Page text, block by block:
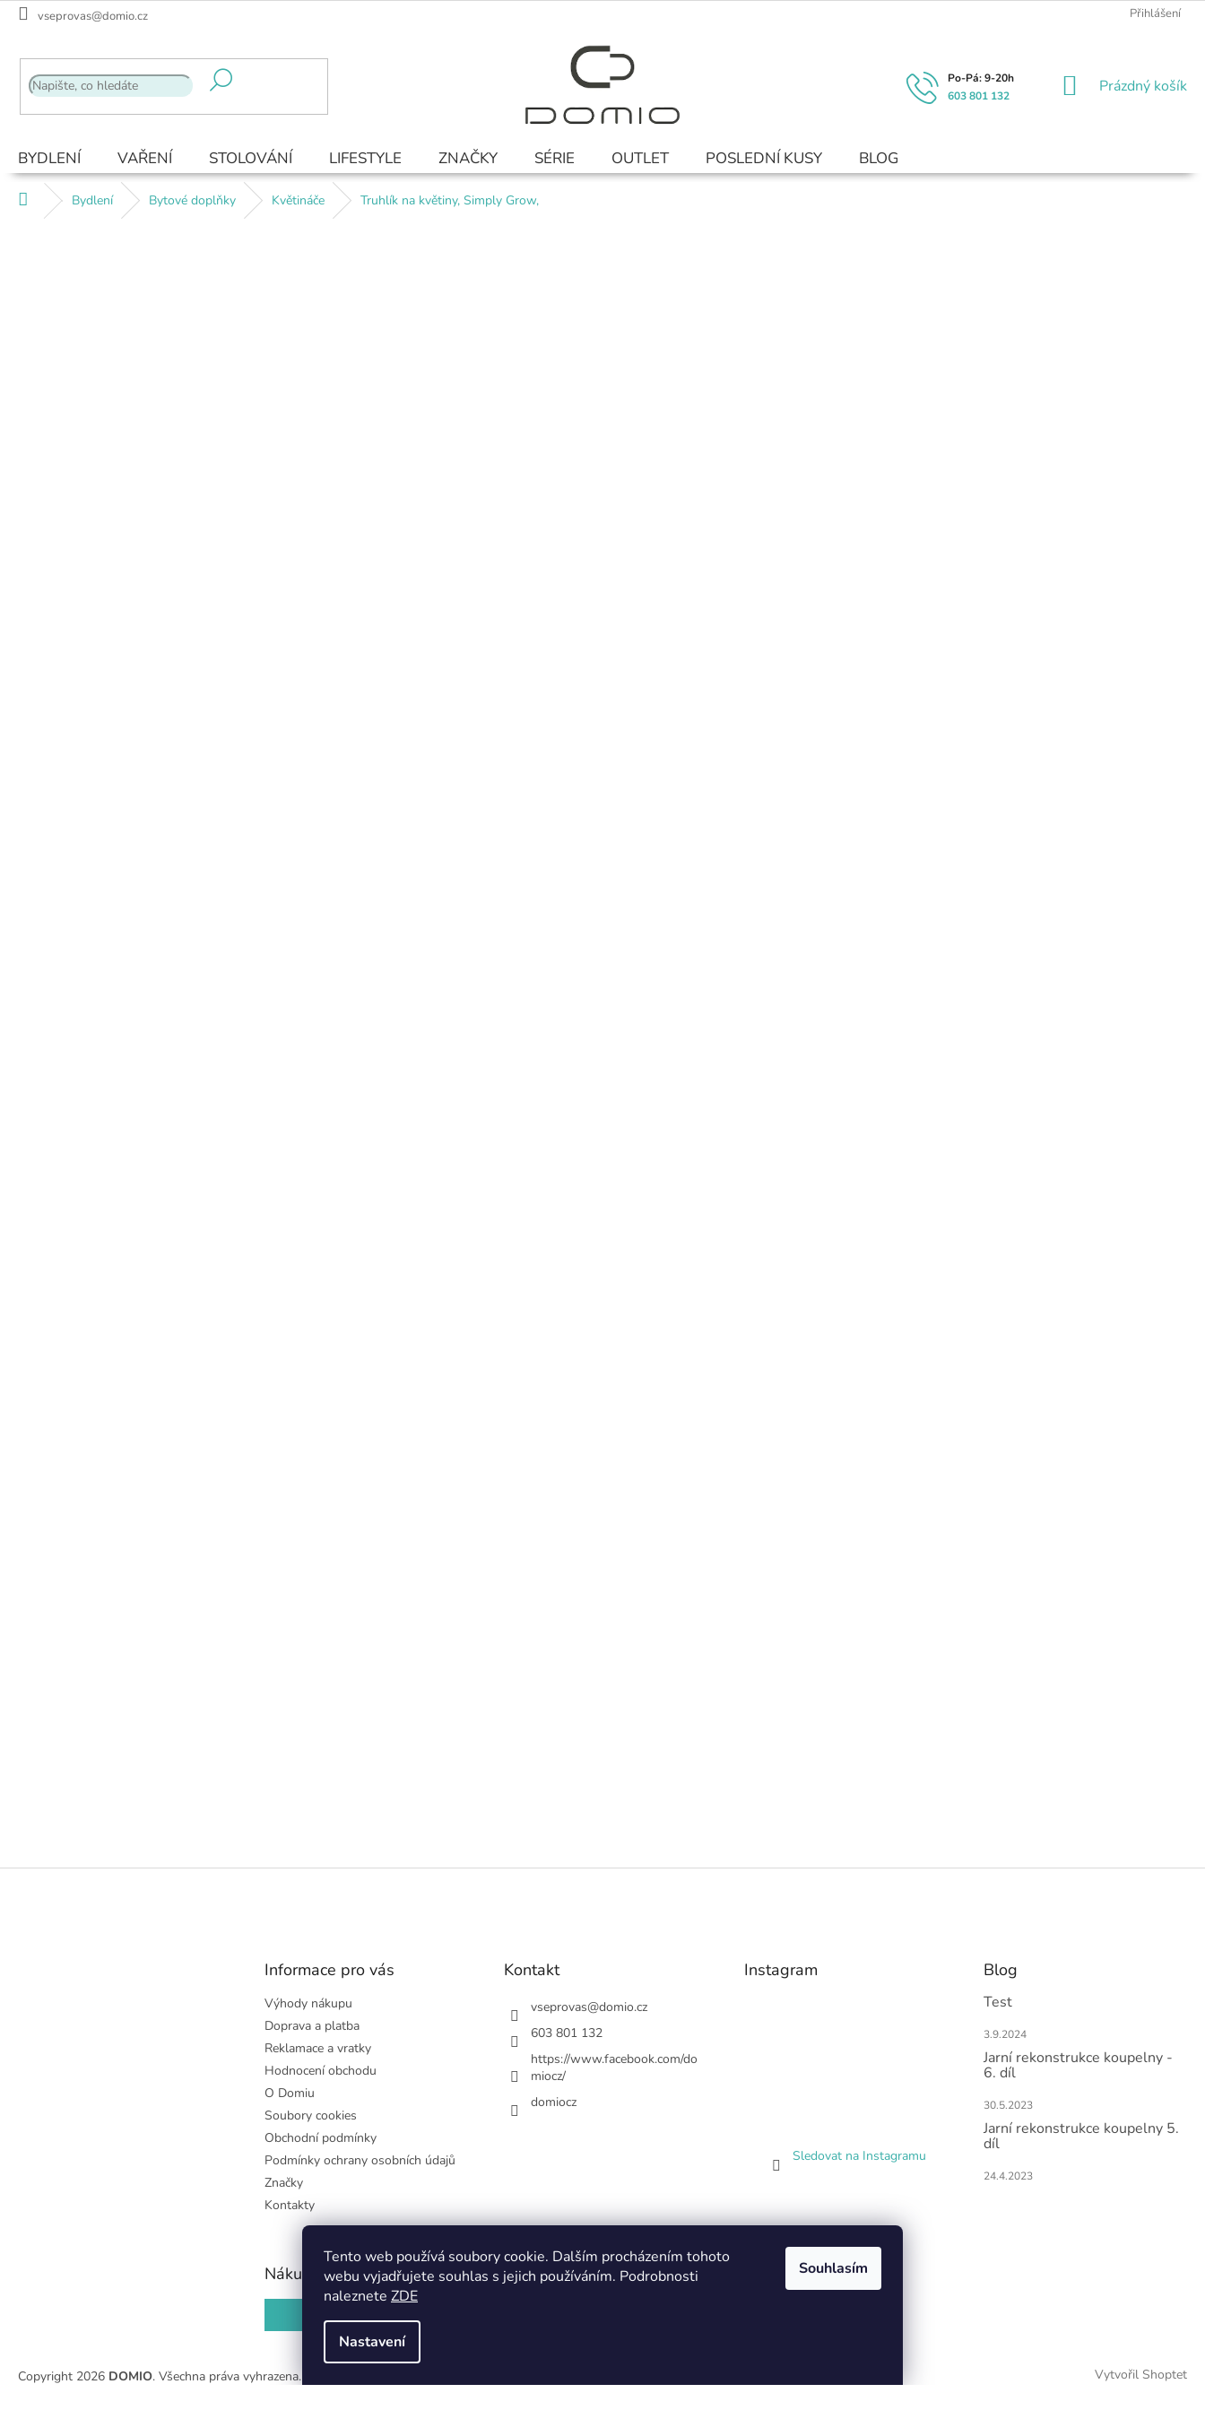
Tento web používá soubory cookie. Dalším procházením tohoto
webu vyjadřujete souhlas s jejich používáním. Podrobnosti
naleznete ZDE
Nastavení
Souhlasím
Přejít
vseprovas@domio.cz Přihlášení
603 801 132
NÁKUPNÍ
Prázdný košík
BYDLENÍ VAŘENÍ STOLOVÁNÍ LIFESTYLE ZNAČKY SÉRIE OUTLET POSLEDNÍ KUSY BLOG
Domů Bydlení Bytové doplňky Květináče Truhlík na květiny, Simply Grow,
Z
Informace pro vás
Výhody nákupu
Doprava a platba
Reklamace a vratky
Hodnocení obchodu
O Domiu
Soubory cookies
Obchodní podmínky
Podmínky ochrany osobních údajů
Značky
Kontakty
Kontakt
vseprovas@domio.cz
603 801 132
https://www.facebook.com/do
miocz/
domiocz
Instagram
Sledovat na Instagramu
Blog
Test
3.9.2024
Jarní rekonstrukce koupelny -
6. díl
30.5.2023
Jarní rekonstrukce koupelny 5.
díl
24.4.2023
Nákupní košík
Vytvořil Shoptet
Copyright 2026 DOMIO. Všechna práva vyhrazena.